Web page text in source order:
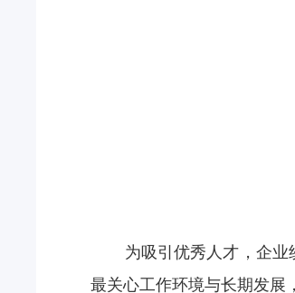
为吸引优秀人才，企业
最关心工作环境与长期发展